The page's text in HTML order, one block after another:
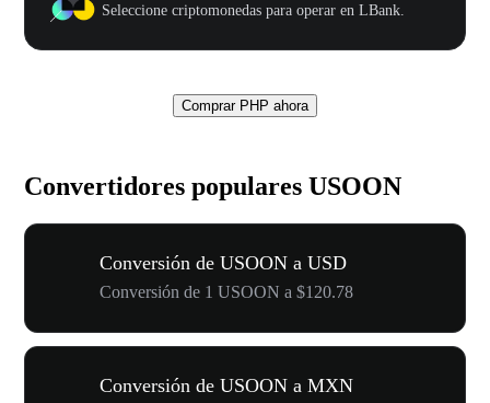
Seleccione criptomonedas para operar en LBank.
Comprar PHP ahora
Convertidores populares USOON
Conversión de USOON a USD
Conversión de 1 USOON a $120.78
Conversión de USOON a MXN